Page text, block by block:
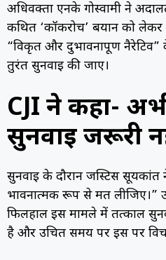
अधिवक्ता एनके गोस्वामी ने
कथित ‘कॉकरोच’ बयान को
“विकृत और दुर्भावनापूर्ण
तुरंत सुनवाई की जाए।
CJI ने कहा-
सुनवाई जरूरी
सुनवाई के दौरान जस्टिस
भावनात्मक रूप से मत लीजिए।”
फिलहाल इस मामले में तत्काल
है और उचित समय पर इस पर